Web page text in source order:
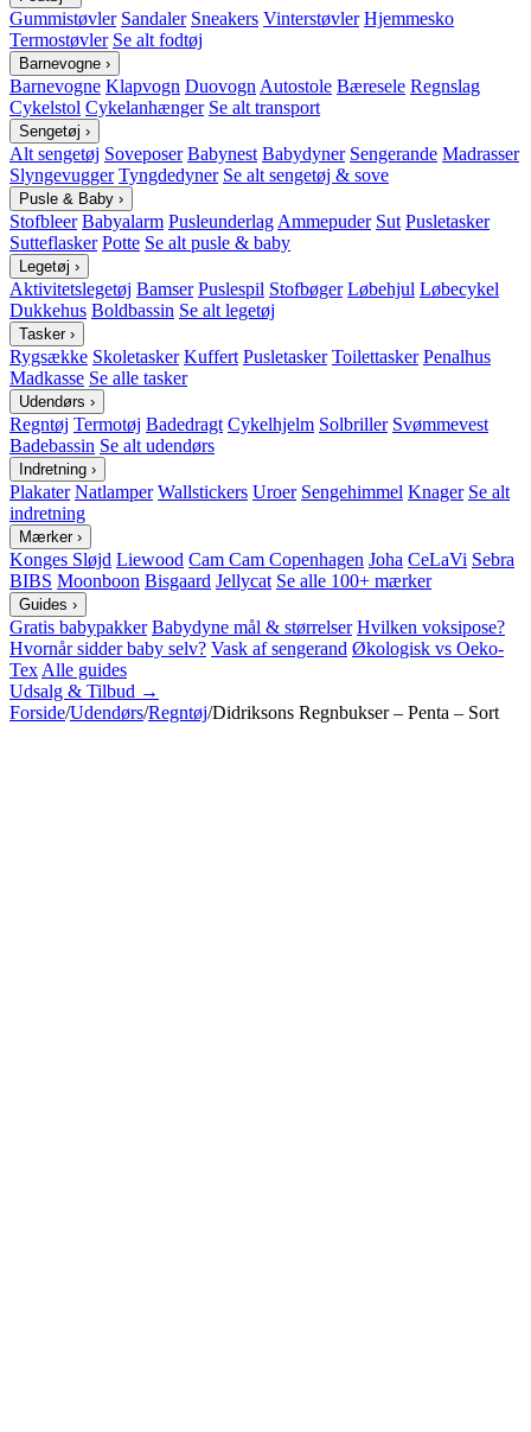
Gummistøvler Sandaler Sneakers Vinterstøvler Hjemmesko
Termostøvler Se alt fodtøj
Barnevogne ›
Barnevogne Klapvogn Duovogn Autostole Bæresele Regnslag
Cykelstol Cykelanhænger Se alt transport
Sengetøj ›
Alt sengetøj Soveposer Babynest Babydyner Sengerande Madrasser
Slyngevugger Tyngdedyner Se alt sengetøj & sove
Pusle & Baby ›
Stofbleer Babyalarm Pusleunderlag Ammepuder Sut Pusletasker
Sutteflasker Potte Se alt pusle & baby
Legetøj ›
Aktivitetslegetøj Bamser Puslespil Stofbøger Løbehjul Løbecykel
Dukkehus Boldbassin Se alt legetøj
Tasker ›
Rygsække Skoletasker Kuffert Pusletasker Toilettasker Penalhus
Madkasse Se alle tasker
Udendørs ›
Regntøj Termotøj Badedragt Cykelhjelm Solbriller Svømmevest
Badebassin Se alt udendørs
Indretning ›
Plakater Natlamper Wallstickers Uroer Sengehimmel Knager Se alt
indretning
Mærker ›
Konges Sløjd Liewood Cam Cam Copenhagen Joha CeLaVi Sebra
BIBS Moonboon Bisgaard Jellycat Se alle 100+ mærker
Guides ›
Gratis babypakker Babydyne mål & størrelser Hvilken voksipose?
Hvornår sidder baby selv? Vask af sengerand Økologisk vs Oeko-
Tex Alle guides
Udsalg & Tilbud →
Forside/Udendørs/Regntøj/Didriksons Regnbukser – Penta – Sort